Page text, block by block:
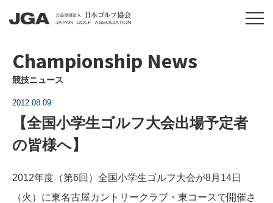
Championship News
競技ニュース
2012.08.09
【全国小学生ゴルフ大会出場予定者
の皆様へ】
2012年度（第6回）全国小学生ゴルフ大会が8月14日
（火）に東名古屋カントリークラブ・東コースで開催さ